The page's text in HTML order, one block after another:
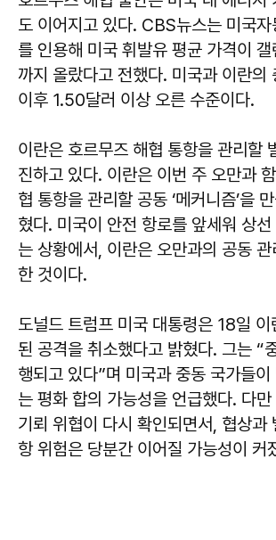
도 이어지고 있다. CBS뉴스는 미국
를 인용해 미국 휘발유 평균 가격이
까지 올랐다고 전했다. 미국과 이란의
이후 1.50달러 이상 오른 수준이다.
이란은 호르무즈 해협 통항을 관리할
진하고 있다. 이란은 이번 주 오만과
협 통항을 관리할 공동 ‘메커니즘’을
혔다. 미국이 안전 항로를 앞세워 상
는 상황에서, 이란은 오만과의 공동 관
한 것이다.
도널드 트럼프 미국 대통령은 18일 이
된 공격을 취소했다고 밝혔다. 그는 “
행되고 있다”며 미국과 중동 국가들이
는 평화 합의 가능성을 언급했다. 다
기뢰 위협이 다시 확인되면서, 협상과
항 위험은 당분간 이어질 가능성이 커